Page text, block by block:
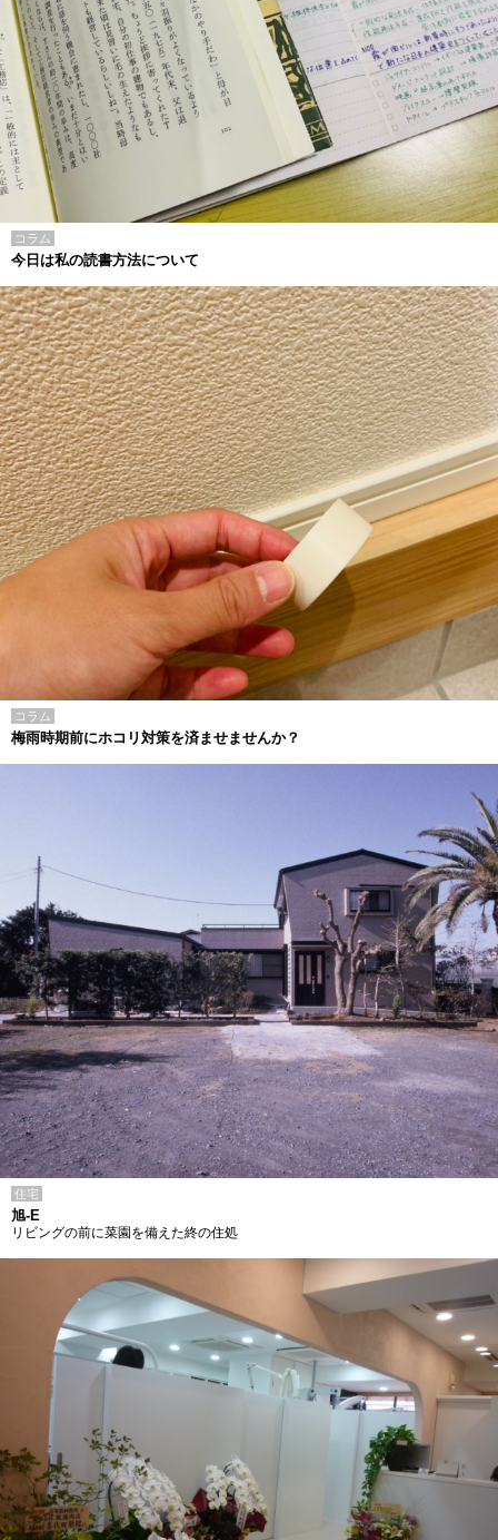
コラム
今日は私の読書方法について
コラム
梅雨時期前にホコリ対策を済ませませんか？
住宅
旭-E
リビングの前に菜園を備えた終の住処